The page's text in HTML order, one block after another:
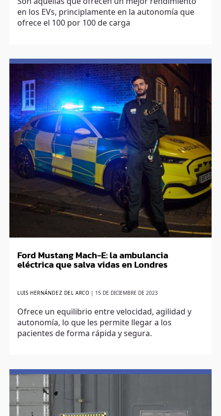
en los EVs, principlamente en la autonomía que
ofrece el 100 por 100 de carga
Ford Mustang Mach-E: la ambulancia
eléctrica que salva vidas en Londres
LUIS HERNÁNDEZ DEL ARCO 15 DE DICIEMBRE DE 2023
Ofrece un equilibrio entre velocidad, agilidad y
autonomía, lo que les permite llegar a los
pacientes de forma rápida y segura.